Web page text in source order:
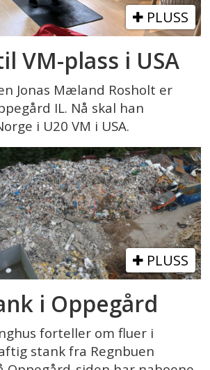
PLUSS
VM-plass i USA
Jonas Mæland Rosholt er
IL. Nå skal han
i U20 VM i USA.
PLUSS
i Oppegård
forteller om fluer i
stank fra Regnbuen